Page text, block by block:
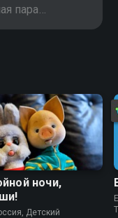
пара.
-
ночи,
Детский